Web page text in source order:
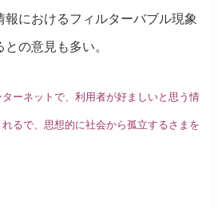
報におけるフィルターバブル現象
の意見も多い。
ーネットで、利用者が好ましいと思う情
るで、思想的に社会から孤立するさまを